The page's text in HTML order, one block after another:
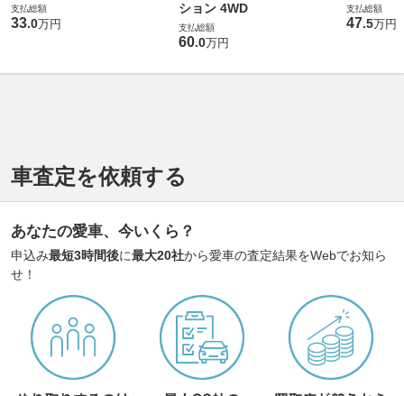
支払総額
33.0万円
ション 4WD
支払総額
60.0万円
支払総額
47.5万円
車査定を依頼する
あなたの愛車、今いくら？
申込み最短3時間後に最大20社から愛車の査定結果をWebでお知ら
せ！